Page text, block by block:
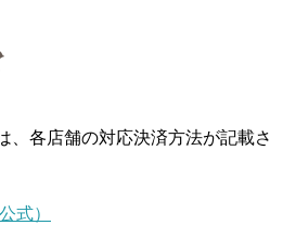
、各店舗の対応決済方法が記載さ
式）